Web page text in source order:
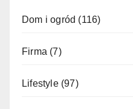
Dom i ogród (116)
Firma (7)
Lifestyle(97)